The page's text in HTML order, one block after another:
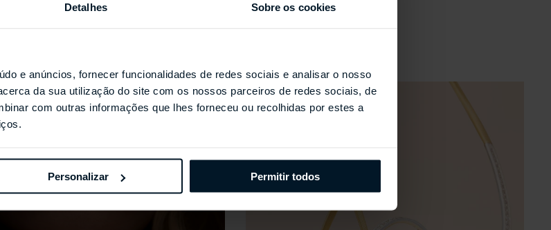
Detalhes Sobre os cookies
e anúncios, fornecer funcionalidades de redes sociais e analisar o nosso
da sua utilização do site com os nossos parceiros de redes sociais, de
com outras informações que lhes forneceu ou recolhidas por estes a
Personalizar Permitir todos
Selecionadas